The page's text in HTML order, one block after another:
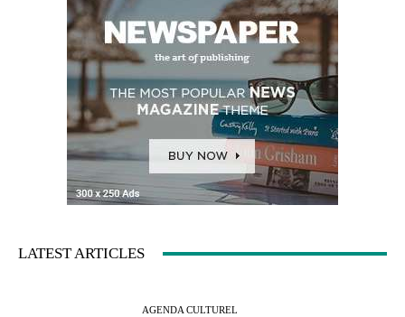
LATEST ARTICLES
AGENDA CULTUREL